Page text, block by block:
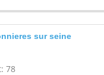
sur seine
78